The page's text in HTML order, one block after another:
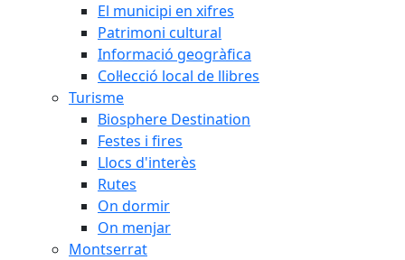
El municipi en xifres
Patrimoni cultural
Informació geogràfica
Col·lecció local de llibres
Turisme
Biosphere Destination
Festes i fires
Llocs d'interès
Rutes
On dormir
On menjar
Montserrat